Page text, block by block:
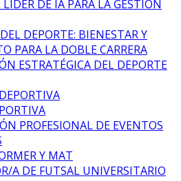
DE IA PARA LA GESTIÓN
DEPORTE: BIENESTAR Y
PARA LA DOBLE CARRERA
ESTRATÉGICA DEL DEPORTE
PROFESIONAL DE EVENTOS
Y MAT
A DE FUTSAL UNIVERSITARIO